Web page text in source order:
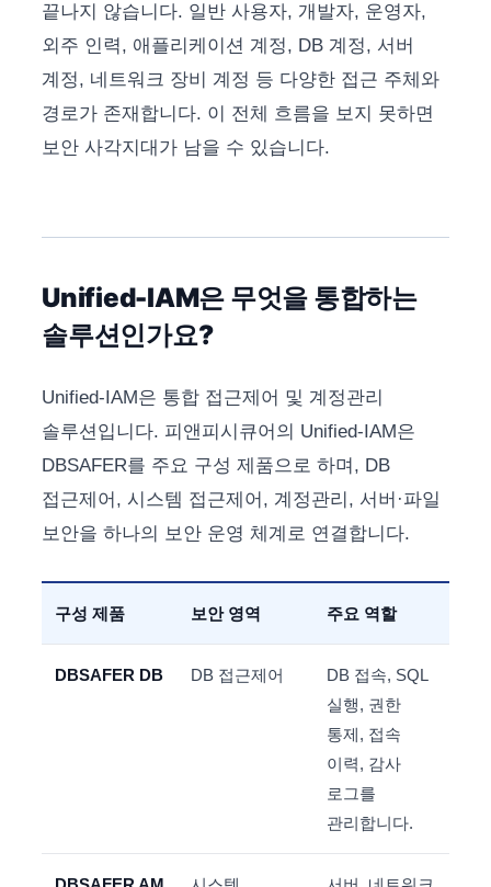
끝나지 않습니다. 일반 사용자, 개발자, 운영자,
외주 인력, 애플리케이션 계정, DB 계정, 서버
계정, 네트워크 장비 계정 등 다양한 접근 주체와
경로가 존재합니다. 이 전체 흐름을 보지 못하면
보안 사각지대가 남을 수 있습니다.
Unified-IAM은 무엇을 통합하는
솔루션인가요?
Unified-IAM은 통합 접근제어 및 계정관리
솔루션입니다. 피앤피시큐어의 Unified-IAM은
DBSAFER를 주요 구성 제품으로 하며, DB
접근제어, 시스템 접근제어, 계정관리, 서버·파일
보안을 하나의 보안 운영 체계로 연결합니다.
구성 제품 보안 영역 주요 역할
DBSAFER DB DB 접근제어
DB 접속, SQL
실행, 권한
통제, 접속
이력, 감사
로그를
관리합니다.